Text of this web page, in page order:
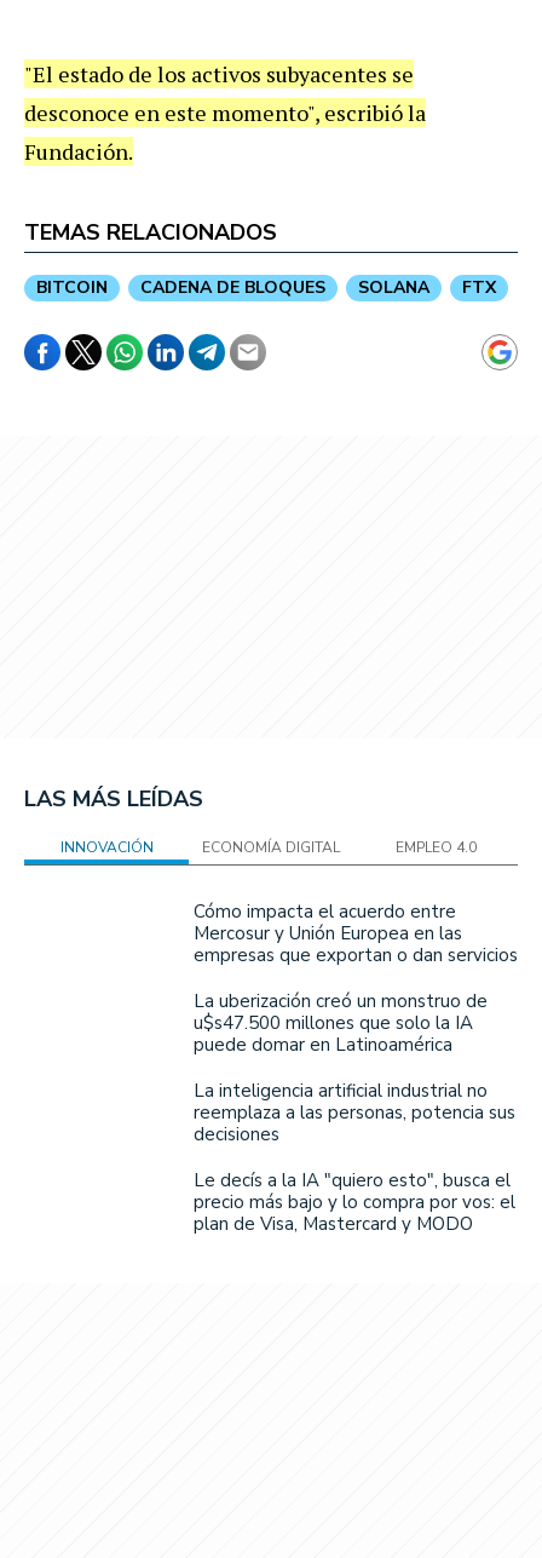
"El estado de los activos subyacentes se
desconoce en este momento", escribió la
Fundación.
TEMAS RELACIONADOS
BITCOIN CADENA DE BLOQUES SOLANA FTX
LAS MÁS LEÍDAS
INNOVACIÓN ECONOMÍA DIGITAL EMPLEO 4.0
Cómo impacta el acuerdo entre
Mercosur y Unión Europea en las
empresas que exportan o dan servicios
La uberización creó un monstruo de
u$s47.500 millones que solo la IA
puede domar en Latinoamérica
La inteligencia artificial industrial no
reemplaza a las personas, potencia sus
decisiones
Le decís a la IA "quiero esto", busca el
precio más bajo y lo compra por vos: el
plan de Visa, Mastercard y MODO